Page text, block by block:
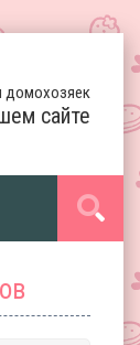
домохозяек
сайте